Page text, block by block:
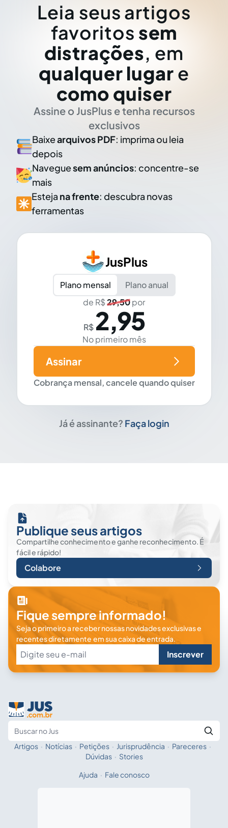
Leia seus artigos
favoritos sem
distrações, em
qualquer lugar e
como quiser
Assine o JusPlus e tenha recursos
exclusivos
Baixearquivos PDF: imprima ou leia
depois
Naveguesem anúncios: concentre-se
mais
Esteja na frente: descubra novas
ferramentas
JusPlus
Plano mensal
Plano anual
de R$29,50por
R$ 2,95
No primeiro mês
Cobrança mensal, cancele quando quiser
Assinar
Já é assinante? Faça login
Publique seus artigos
Compartilhe conhecimento e ganhe reconhecimento. É
fácil e rápido!
Colabore
Fique sempre informado!
Seja o primeiro a receber nossas novidades exclusivas e
recentes diretamente em sua caixa de entrada.
Inscrever
Fale com a IA
Artigos · Notícias · Petições · Jurisprudência · Pareceres ·
Dúvidas · Stories
Ajuda · Fale conosco